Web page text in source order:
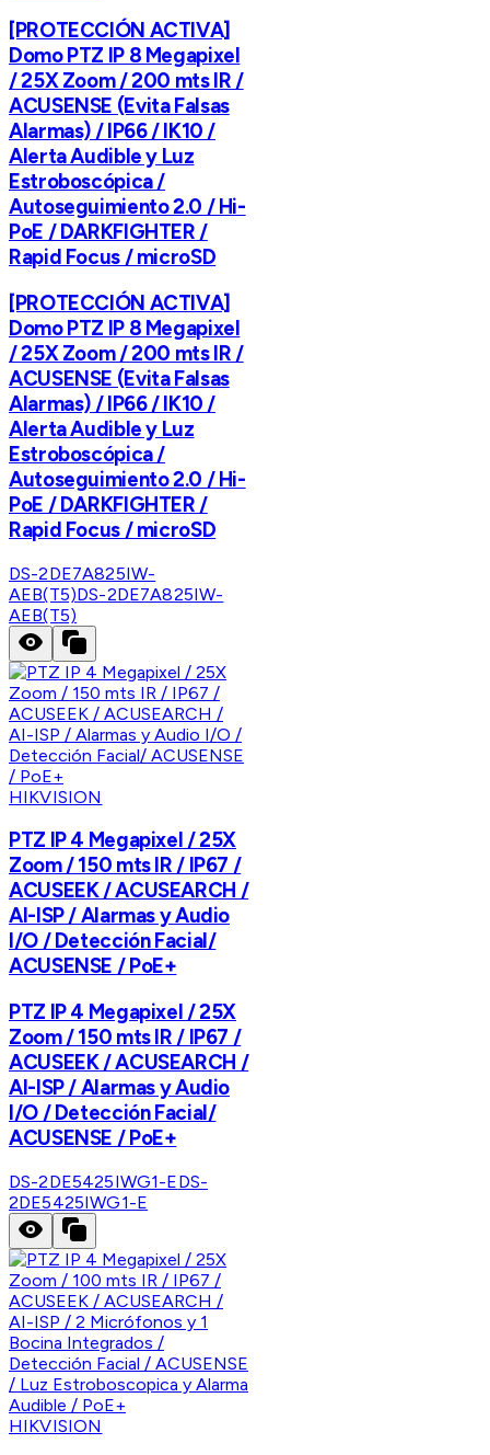
[PROTECCIÓN ACTIVA]
Domo PTZ IP 8 Megapixel
/ 25X Zoom / 200 mts IR /
ACUSENSE (Evita Falsas
Alarmas) / IP66 / IK10 /
Alerta Audible y Luz
Estroboscópica /
Autoseguimiento 2.0 / Hi-
PoE / DARKFIGHTER /
Rapid Focus / microSD
[PROTECCIÓN ACTIVA]
Domo PTZ IP 8 Megapixel
/ 25X Zoom / 200 mts IR /
ACUSENSE (Evita Falsas
Alarmas) / IP66 / IK10 /
Alerta Audible y Luz
Estroboscópica /
Autoseguimiento 2.0 / Hi-
PoE / DARKFIGHTER /
Rapid Focus / microSD
DS-2DE7A825IW-
AEB(T5)DS-2DE7A825IW-
AEB(T5)
HIKVISION
PTZ IP 4 Megapixel / 25X
Zoom / 150 mts IR / IP67 /
ACUSEEK / ACUSEARCH /
AI-ISP / Alarmas y Audio
I/O / Detección Facial/
ACUSENSE / PoE+
PTZ IP 4 Megapixel / 25X
Zoom / 150 mts IR / IP67 /
ACUSEEK / ACUSEARCH /
AI-ISP / Alarmas y Audio
I/O / Detección Facial/
ACUSENSE / PoE+
DS-2DE5425IWG1-EDS-
2DE5425IWG1-E
HIKVISION